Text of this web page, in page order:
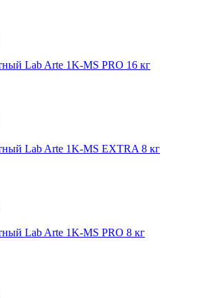
Lab Arte 1K-MS PRO 16 кг
Lab Arte 1K-MS EXTRA 8 кг
Lab Arte 1K-MS PRO 8 кг